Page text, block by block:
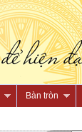
Bàn tròn